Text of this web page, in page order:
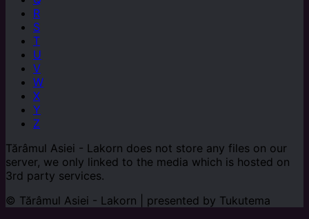
R
S
T
U
V
W
X
Y
Z
Tărâmul Asiei - Lakorn does not store any files on our
server, we only linked to the media which is hosted on
3rd party services.
© Tărâmul Asiei - Lakorn | presented by Tukutema